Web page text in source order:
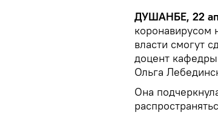
ДУШАНБЕ, 22
коронавирусом
власти смогут
доцент
Ольга
Она